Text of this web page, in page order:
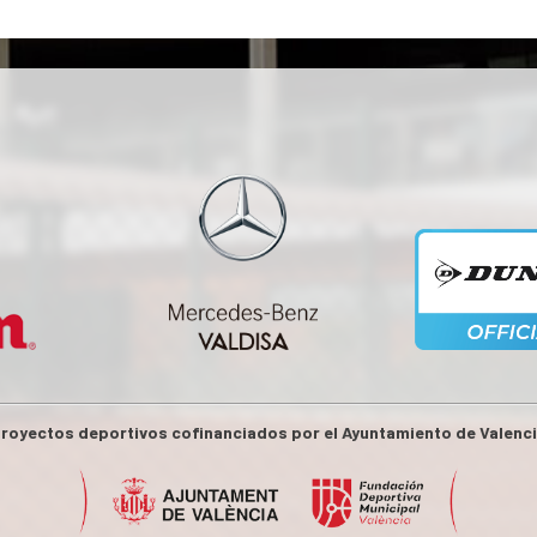
deportivos cofinanciados por el Ayuntamiento de